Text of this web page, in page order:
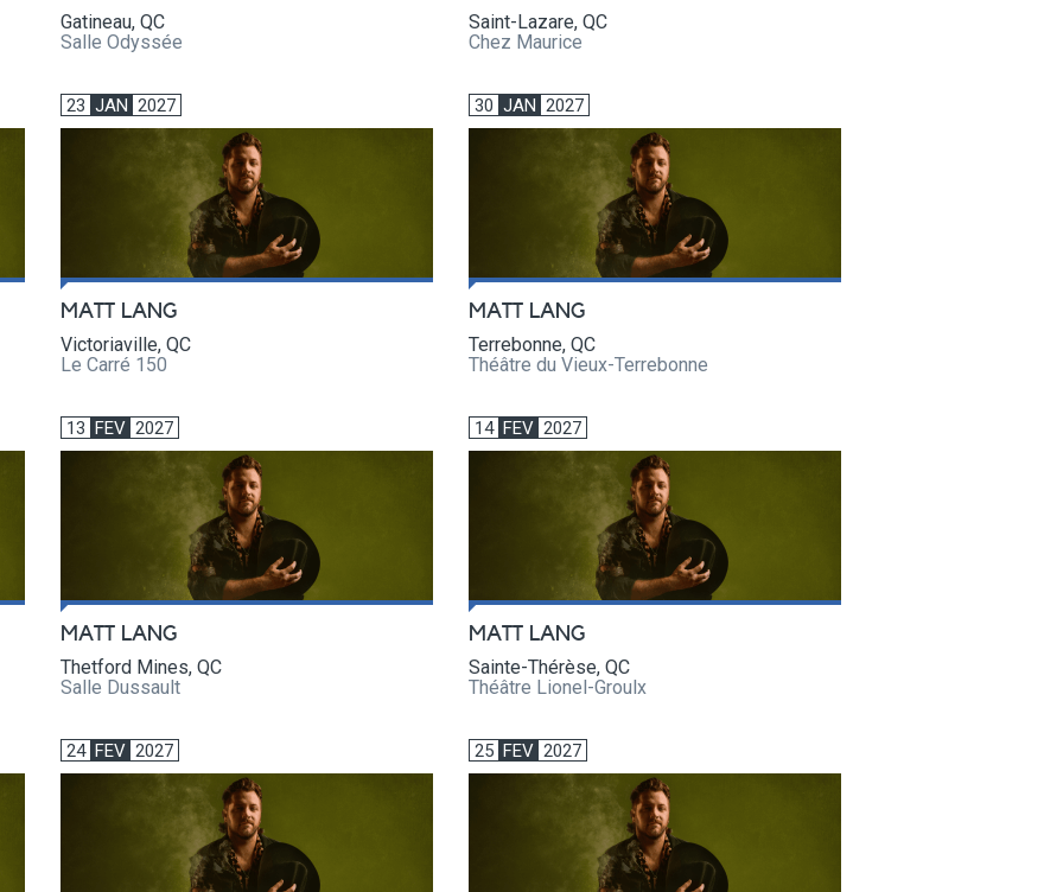
Gatineau, QC
Salle Odyssée
Saint-Lazare, QC
Chez Maurice
23 JAN 2027
MATT LANG
Victoriaville, QC
Le Carré 150
30 JAN 2027
MATT LANG
Terrebonne, QC
Théâtre du Vieux-Terrebonne
13 FEV 2027
MATT LANG
Thetford Mines, QC
Salle Dussault
14 FEV 2027
MATT LANG
Sainte-Thérèse, QC
Théâtre Lionel-Groulx
24 FEV 2027 25 FEV 2027